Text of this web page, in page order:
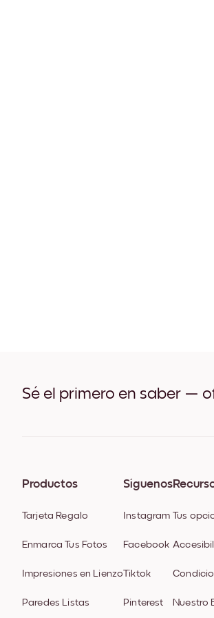
Sé el primero en saber —
Productos
Tarjeta Regalo
Enmarca Tus Fotos
Impresiones en Lienzo
Paredes Listas
Síguenos
Instagram
Facebook
Tiktok
Pinterest
Tus
Nuestro